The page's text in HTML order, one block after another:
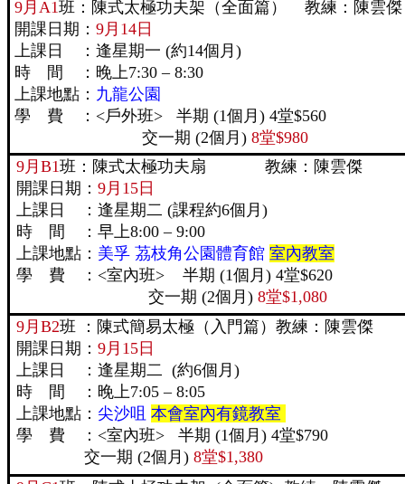
9月A1班：陳式太極功夫架（全面篇） 教練：陳雲傑
開課日期： 9月14日
上課日 ：逢星期一 (約14個月)
時 間 ：晚上7:30 – 8:30
上課地點： 九龍公園
學 費 ：<戶外班> 半期 (1個月) 4堂$560
交一期 (2個月) 8堂$980
9月B1班：陳式太極功夫扇 教練：陳雲傑
開課日期：9月15日
上課日 ：逢星期二 (課程約6個月)
時 間 ：早上8:00 – 9:00
上課地點： 美孚 茘枝角公園體育館室內教室
學 費 ：<室內班> 半期 (1個月) 4堂$620
交一期 (2個月)8堂$1,080
9月B2班 ：陳式簡易太極（入門篇）教練：陳雲傑
開課日期：9月15日
上課日 ：逢星期二 (約6個月)
時 間 ：晚上7:05 – 8:05
上課地點： 尖沙咀本會室內有鏡教室
學 費 ：<室內班> 半期 (1個
交一期 (2個月)8堂$1,380